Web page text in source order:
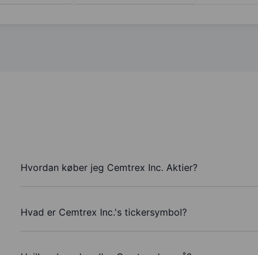
Hvordan køber jeg Cemtrex Inc. Aktier?
Hvad er Cemtrex Inc.'s tickersymbol?